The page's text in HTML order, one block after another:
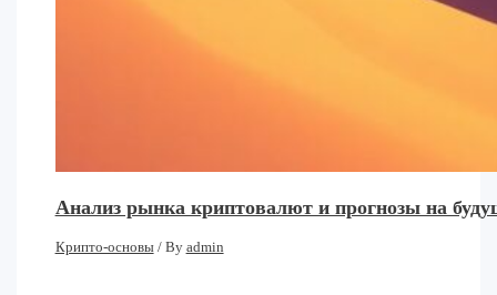
Анализ рынка криптовалют и прогнозы на
Крипто-основы/ By admin